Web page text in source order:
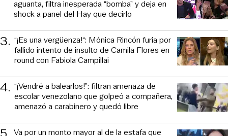
aguanta, filtra inesperada “bomba” y deja en
shock a panel del Hay que decirlo
3. “¡Es una vergüenza!“: Mónica Rincón furia por
fallido intento de insulto de Camila Flores en
round con Fabiola Campillai
4. “¡Vendré a balearlos!”: filtran amenaza de
escolar venezolano que golpeó a compañera,
amenazó a carabinero y quedó libre
Va por un monto mayor al de la estafa que